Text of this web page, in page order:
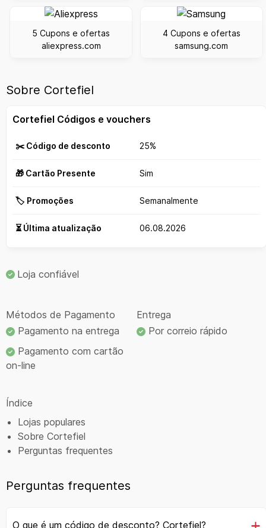
5 Cupons e ofertas
aliexpress.com
4 Cupons e ofertas
samsung.com
Sobre Cortefiel
Cortefiel Códigos e vouchers
✂️ Código de desconto 25%
🎁 Cartão Presente Sim
🏷️ Promoções Semanalmente
⏳ Última atualização 06.08.2026
Loja confiável
Métodos de Pagamento
Pagamento na entrega
Pagamento com cartão
on-line
Entrega
Por correio rápido
Índice
Lojas populares
Sobre Cortefiel
Perguntas frequentes
Perguntas frequentes
O que é um código de desconto? Cortefiel?